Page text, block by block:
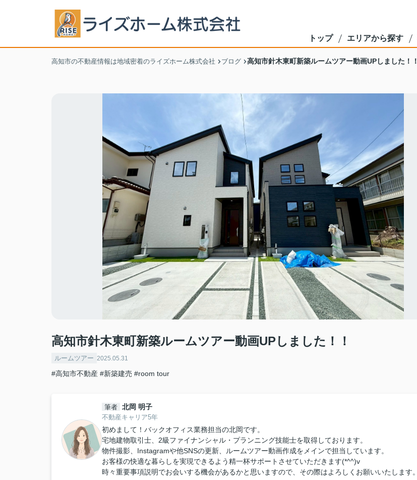
トップ エリアから探す
高知市の不動産情報は地域密着のライズホーム株式会社 ブログ 高知市針木東町新築ルームツアー動画UPしました！！
高知市針木東町新築ルームツアー動画UPしました！！
ルームツアー 2025.05.31
#高知市不動産 #新築建売 #room tour
筆者 北岡 明子
不動産キャリア5年
初めまして！バックオフィス業務担当の北岡です。
宅地建物取引士、2級ファイナンシャル・プランニング技能士を取得しております。
物件撮影、Instagramや他SNSの更新、ルームツアー動画作成をメインで担当しています。
お客様の快適な暮らしを実現できるよう精一杯サポートさせていただきます(*^^)v
時々重要事項説明でお会いする機会があるかと思いますので、その際はよろしくお願いいたします。